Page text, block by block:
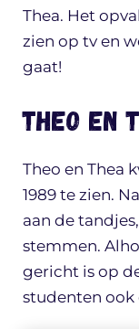
Thea. Het
zien op tv en
gaat!
Theo en
Theo en Thea
1989 te zien.
aan de
stemmen.
gericht is op
studenten ook